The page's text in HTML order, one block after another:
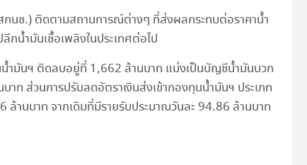
นช.) ติดตามสถานการณ์ต่างๆ ที่ส่งผลกระทบต่อราคาน้ำ
น้ำมันเชื้อเพลิงในประเทศต่อไป
ำมันฯ ติดลบอยู่ที่ 1,662 ล้านบาท แบ่งเป็นบัญชีน้ำมันบวก
ส่วนการปรับลดอัตราเงินส่งเข้ากองทุนน้ำมันฯ ประเภท
ล้านบาท จากเดิมที่มีรายรับประมาณวันละ 94.86 ล้านบาท